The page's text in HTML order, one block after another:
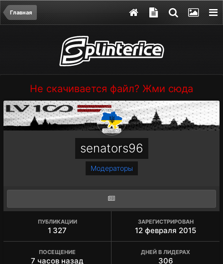
Главная
Не скачивается файл? Жми сюда
senators96
Модераторы
ПУБЛИКАЦИИ
1 327
ЗАРЕГИСТРИРОВАН
12 февраля 2015
ПОСЕЩЕНИЕ
7 часов назад
ДНЕЙ В ЛИДЕРАХ
306